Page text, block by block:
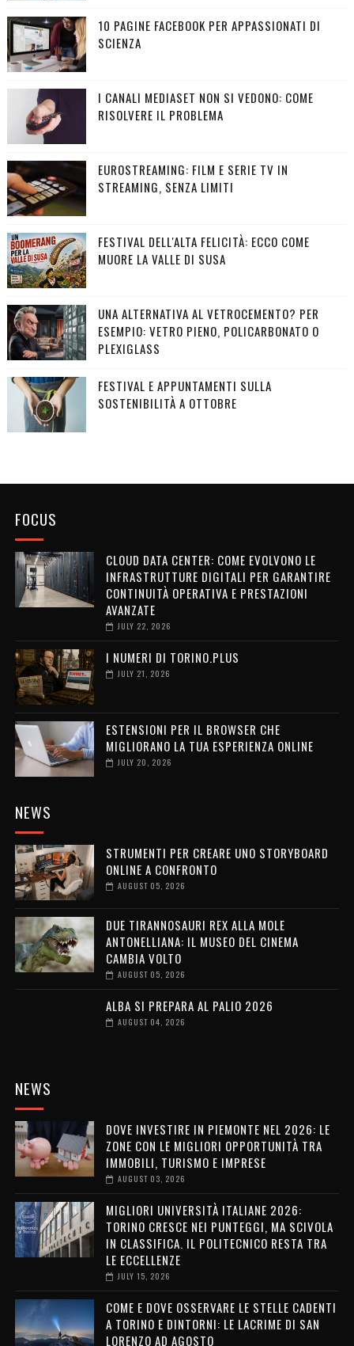
10 PAGINE FACEBOOK PER APPASSIONATI DI
SCIENZA
I CANALI MEDIASET NON SI VEDONO: COME
RISOLVERE IL PROBLEMA
EUROSTREAMING: FILM E SERIE TV IN
STREAMING, SENZA LIMITI
FESTIVAL DELL'ALTA FELICITÀ: ECCO COME
MUORE LA VALLE DI SUSA
UNA ALTERNATIVA AL VETROCEMENTO? PER
ESEMPIO: VETRO PIENO, POLICARBONATO O
PLEXIGLASS
FESTIVAL E APPUNTAMENTI SULLA
SOSTENIBILITÀ A OTTOBRE
FOCUS
CLOUD DATA CENTER: COME EVOLVONO LE
INFRASTRUTTURE DIGITALI PER GARANTIRE
CONTINUITÀ OPERATIVA E PRESTAZIONI
AVANZATE
JULY 22, 2026
I NUMERI DI TORINO.PLUS
JULY 21, 2026
ESTENSIONI PER IL BROWSER CHE
MIGLIORANO LA TUA ESPERIENZA ONLINE
JULY 20, 2026
NEWS
STRUMENTI PER CREARE UNO STORYBOARD
ONLINE A CONFRONTO
AUGUST 05, 2026
DUE TIRANNOSAURI REX ALLA MOLE
ANTONELLIANA: IL MUSEO DEL CINEMA
CAMBIA VOLTO
AUGUST 05, 2026
ALBA SI PREPARA AL PALIO 2026
AUGUST 04, 2026
NEWS
DOVE INVESTIRE IN PIEMONTE NEL 2026: LE
ZONE CON LE MIGLIORI OPPORTUNITÀ TRA
IMMOBILI, TURISMO E IMPRESE
AUGUST 03, 2026
MIGLIORI UNIVERSITÀ ITALIANE 2026:
TORINO CRESCE NEI PUNTEGGI, MA SCIVOLA
IN CLASSIFICA. IL POLITECNICO RESTA TRA
LE ECCELLENZE
JULY 15, 2026
COME E DOVE OSSERVARE LE STELLE CADENTI
A TORINO E DINTORNI: LE LACRIME DI SAN
LORENZO AD AGOSTO